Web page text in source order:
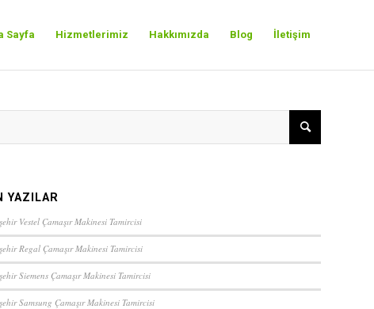
Sayfa Hizmetlerimiz Hakkımızda Blog İletişim
YAZILAR
Vestel Çamaşır Makinesi Tamircisi
Regal Çamaşır Makinesi Tamircisi
Siemens Çamaşır Makinesi Tamircisi
Samsung Çamaşır Makinesi Tamircisi